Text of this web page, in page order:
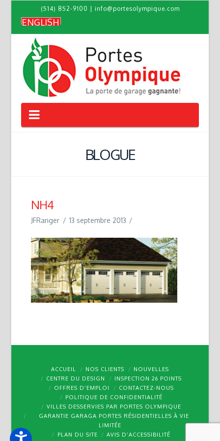
(514) 852-9100 info@portesolympique.com
ENGLISH
Navigation
BLOGUE
NH4
JFRanger 13 septembre 2013
ACCUEIL NOS CLIENTS
NOUVELLES
CENTRE DU DESIGN
INSPECTION 26 POINTS
OFFRES D’EMPLOI
CONTACTEZ-NOUS
POLITIQUE DE CONFIDENTIALITÉ
VILLES DESSERVIES PAR PORTES OLYMPIQUE
GARANTIE GARAGA PORTES RÉSIDENTIELLES À VIE
LIMITÉE
PLAN DU SITE
AVIS D’ACCESSIBILITÉ